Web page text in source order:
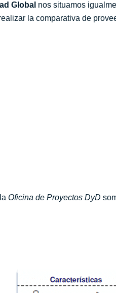
Global nos situamos
la comparativa de
Oficina de Proyectos DyD